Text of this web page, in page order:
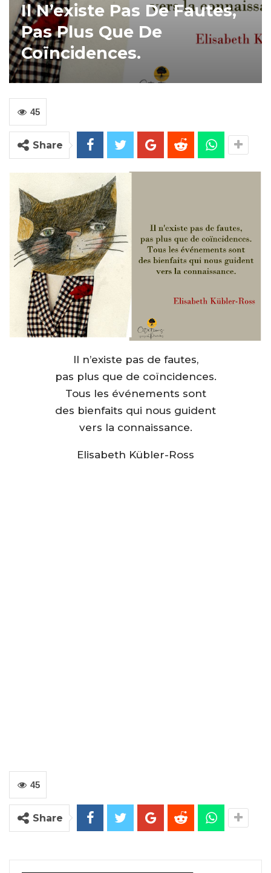
Il N’existe Pas De Fautes,
Pas Plus Que De
Coïncidences.
45
Share
Il n’existe pas de fautes,
pas plus que de coïncidences.
Tous les événements sont
des bienfaits qui nous guident
vers la connaissance.
Elisabeth Kübler-Ross
45
Share